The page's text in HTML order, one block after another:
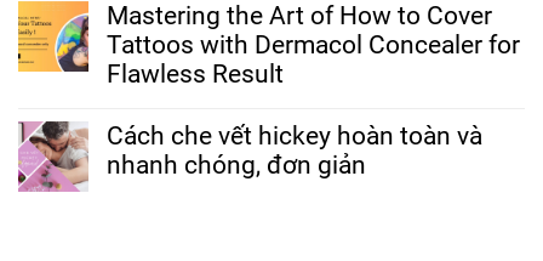
Mastering the Art of How to Cover
Tattoos with Dermacol Concealer for
Flawless Result
Cách che vết hickey hoàn toàn và
nhanh chóng, đơn giản